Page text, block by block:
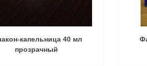
капельница 40 мл
прозрачный